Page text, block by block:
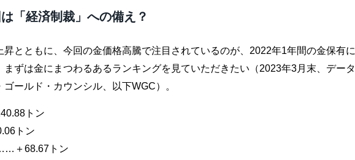
「経済制裁」への備え？
昇とともに、今回の金価格高騰で注目されているのが、2022年1年間の金保有に
まずは金にまつわるあるランキングを見ていただきたい（2023年3月末、データ
ールド・カウンシル、以下WGC）。
トン
トン
＋68.67トン